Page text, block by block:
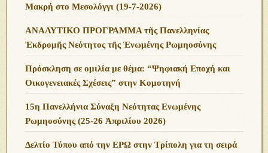
Μακρή στο Μεσολόγγι (19-7-2026)
ΑΝΑΛΥΤΙΚΟ ΠΡΟΓΡΑΜΜΑ τῆς Πανελληνίας
Ἐκδρομῆς Νεότητος τῆς Ἑνωμένης Ρωμηοσύνης
Πρόσκληση σε ομιλία με θέμα: “Ψηφιακή Εποχή και
Οικογενειακές Σχέσεις” στην Κομοτηνή
15η Πανελλήνια Σύναξη Νεότητας Ενωμένης
Ρωμηοσύνης (25-26 Ἀπριλίου 2026)
Δελτίο Τύπου από την ΕΡΩ στην Τρίπολη για τη σειρά